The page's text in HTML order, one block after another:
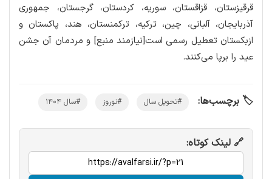
قرقیزستان، قزاقستان، سوریه، کردستان، گرجستان، جمهوری
آذربایجان، آلبانی، چین، ترکیه، ترکمنستان، هند، پاکستان و
ازبکستان تعطیل رسمی است[نیازمند منبع] و مردمان آن جشن
عید را برپا می‌کنند.
🏷️ برچسب‌ها: #تحویل سال #نوروز #سال ۱۴۰۴
🔗 لینک کوتاه: